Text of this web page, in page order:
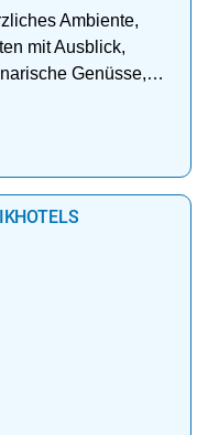
Ambiente,
mit Ausblick,
Genüsse,